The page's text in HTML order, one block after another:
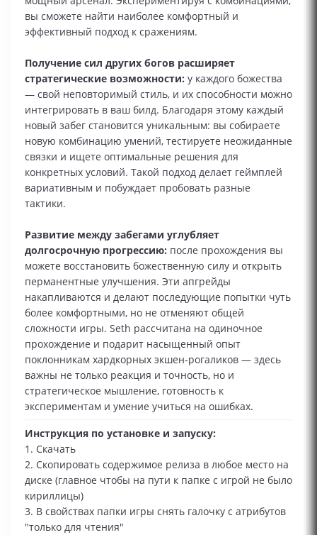
вы сможете найти наиболее комфортный и
эффективный подход к сражениям.
Получение сил других богов расширяет
стратегические возможности: у каждого божества
— свой неповторимый стиль, и их способности можно
интегрировать в ваш билд. Благодаря этому каждый
новый забег становится уникальным: вы собираете
новую комбинацию умений, тестируете неожиданные
связки и ищете оптимальные решения для
конкретных условий. Такой подход делает геймплей
вариативным и побуждает пробовать разные
тактики.
Развитие между забегами углубляет
долгосрочную прогрессию: после прохождения вы
можете восстановить божественную силу и открыть
перманентные улучшения. Эти апгрейды
накапливаются и делают последующие попытки чуть
более комфортными, но не отменяют общей
сложности игры. Seth рассчитана на одиночное
прохождение и подарит насыщенный опыт
поклонникам хардкорных экшен‑рогаликов — здесь
важны не только реакция и точность, но и
стратегическое мышление, готовность к
экспериментам и умение учиться на ошибках.
Инструкция по установке и запуску:
1. Скачать
2. Скопировать содержимое релиза в любое место на
диске (главное чтобы на пути к папке с игрой не было
кириллицы)
3. В свойствах папки игры снять галочку с атрибутов
"только для чтения"